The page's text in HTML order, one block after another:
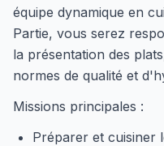
équipe dynamique en
Partie, vous serez
la présentation des
normes de qualité et
Missions principales :
Préparer et cuisiner